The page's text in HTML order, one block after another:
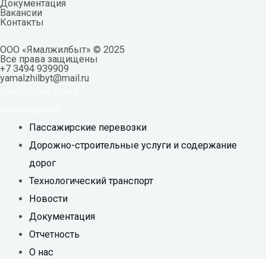
Документация
Вакансии
Контакты
ООО «Ямалжилбыт» © 2025
Все права защищены
+7 3494 939909
yamalzhilbyt@mail.ru
Пассажирские перевозки
Дорожно-строительные услуги и содержание
дорог
Технологический транспорт
Новости
Документация
Отчетность
О нас